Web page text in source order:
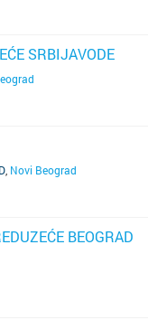
SRBIJAVODE
Novi Beograd
BEOGRAD